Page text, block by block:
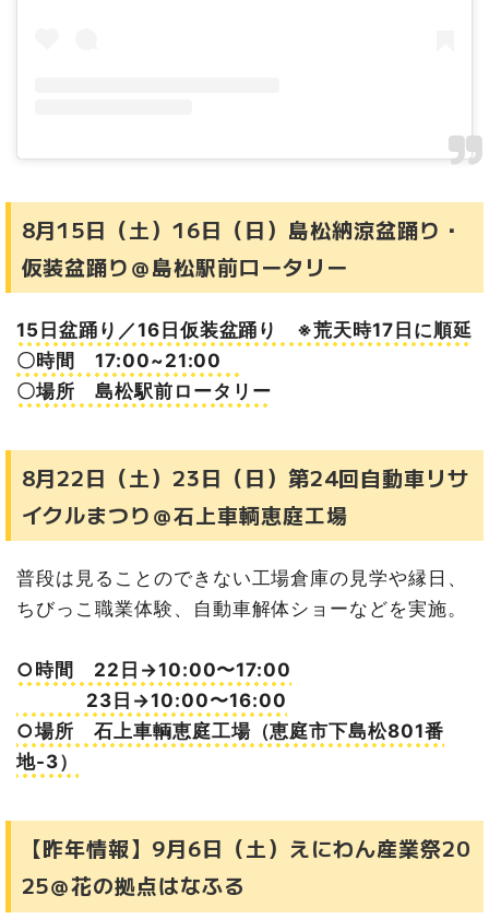
8月15日（土）16日（日）島松納涼盆踊り・
仮装盆踊り＠島松駅前ロータリー
15日盆踊り／16日仮装盆踊り ※荒天時17日に順延
〇時間 17:00~21:00
〇場所 島松駅前ロータリー
8月22日（土）23日（日）第24回自動車リサ
イクルまつり＠石上車輌恵庭工場
普段は見ることのできない工場倉庫の見学や縁日、
ちびっこ職業体験、自動車解体ショーなどを実施。
○時間 22日→10:00〜17:00
23日→10:00〜16:00
○場所 石上車輌恵庭工場（恵庭市下島松801番
地-3）
【昨年情報】9月6日（土）えにわん産業祭20
25＠花の拠点はなふる